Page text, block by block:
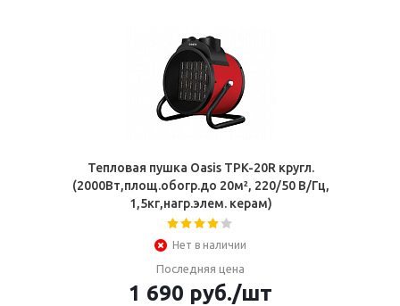
Тепловая пушка Oasis TPK-20R кругл.
(2000Вт,площ.обогр.до 20м², 220/50 В/Гц,
1,5кг,нагр.элем. керам)
Нет в наличии
Последняя цена
1 690 руб./шт